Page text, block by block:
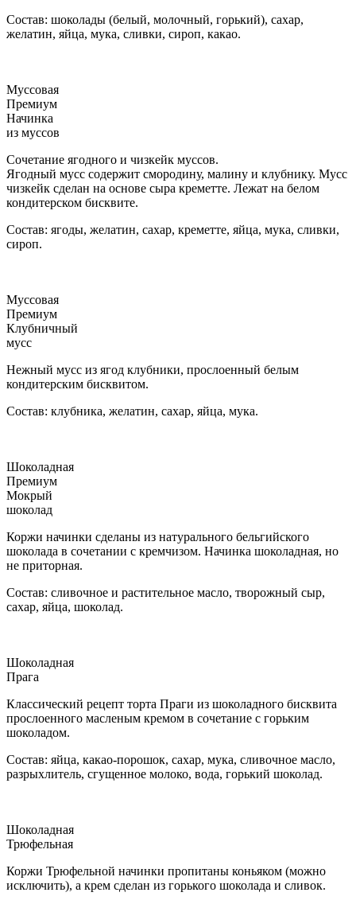
Состав: шоколады (белый, молочный, горький), сахар,
желатин, яйца, мука, сливки, сироп, какао.
Муссовая
Премиум
Начинка
из муссов
Сочетание ягодного и чизкейк муссов.
Ягодный мусс содержит смородину, малину и клубнику. Мусс
чизкейк сделан на основе сыра креметте. Лежат на белом
кондитерском бисквите.
Состав: ягоды, желатин, сахар, креметте, яйца, мука, сливки,
сироп.
Муссовая
Премиум
Клубничный
мусс
Нежный мусс из ягод клубники, прослоенный белым
кондитерским бисквитом.
Состав: клубника, желатин, сахар, яйца, мука.
Шоколадная
Премиум
Мокрый
шоколад
Коржи начинки сделаны из натурального бельгийского
шоколада в сочетании с кремчизом. Начинка шоколадная, но
не приторная.
Состав: сливочное и растительное масло, творожный сыр,
сахар, яйца, шоколад.
Шоколадная
Прага
Классический рецепт торта Праги из шоколадного бисквита
прослоенного масленым кремом в сочетание с горьким
шоколадом.
Состав: яйца, какао-порошок, сахар, мука, сливочное масло,
разрыхлитель, сгущенное молоко, вода, горький шоколад.
Шоколадная
Трюфельная
Коржи Трюфельной начинки пропитаны коньяком (можно
исключить), а крем сделан из горького шоколада и сливок.